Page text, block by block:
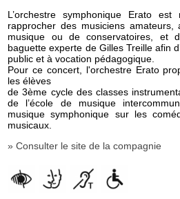
L’orchestre symphonique Erato
rapprocher des musiciens amateurs,
musique ou de conservatoires, et
baguette experte de Gilles Treille afin
public et à vocation pédagogique.
Pour ce concert, l'orchestre Erato
les élèves
de 3ème cycle des classes
de l’école de musique
musique symphonique sur les
musicaux.
» Consulter le site de la compagnie